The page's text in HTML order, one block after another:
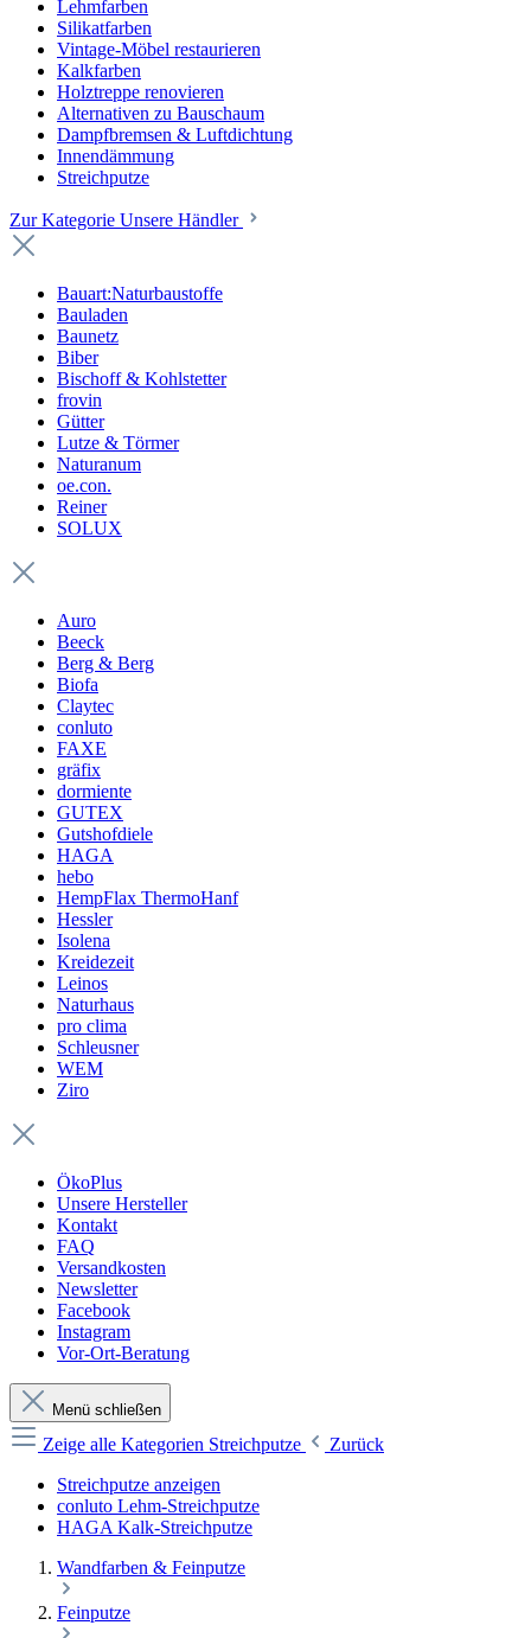
Lehmfarben
Silikatfarben
Vintage-Möbel restaurieren
Kalkfarben
Holztreppe renovieren
Alternativen zu Bauschaum
Dampfbremsen & Luftdichtung
Innendämmung
Streichputze
Zur Kategorie Unsere Händler
Bauart:Naturbaustoffe
Bauladen
Baunetz
Biber
Bischoff & Kohlstetter
frovin
Gütter
Lutze & Törmer
Naturanum
oe.con.
Reiner
SOLUX
Auro
Beeck
Berg & Berg
Biofa
Claytec
conluto
FAXE
gräfix
dormiente
GUTEX
Gutshofdiele
HAGA
hebo
HempFlax ThermoHanf
Hessler
Isolena
Kreidezeit
Leinos
Naturhaus
pro clima
Schleusner
WEM
Ziro
ÖkoPlus
Unsere Hersteller
Kontakt
FAQ
Versandkosten
Newsletter
Facebook
Instagram
Vor-Ort-Beratung
Menü schließen
Zeige alle Kategorien Streichputze
Zurück
Streichputze anzeigen
conluto Lehm-Streichputze
HAGA Kalk-Streichputze
Wandfarben & Feinputze
Feinputze